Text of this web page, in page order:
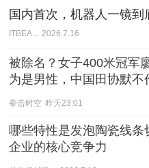
国内首次，机器人一镜
ITBEA... 2026.7.16
被除名？女子400米冠军
为是男性，中国田协默不
拳击时空 昨天23:01
哪些特性是发泡陶瓷线条
企业的核心竞争力